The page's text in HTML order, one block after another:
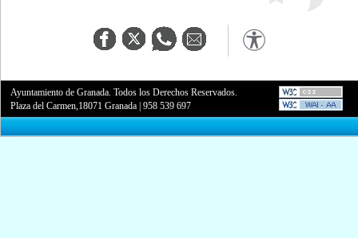
Ayuntamiento de Granada. Todos los Derechos Reservados.
Plaza del Carmen,18071 Granada |958 539 697